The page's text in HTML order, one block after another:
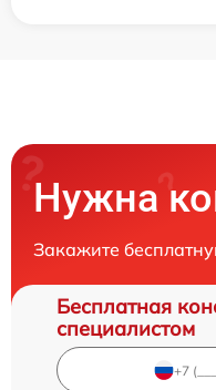
Нужна
Закажите
Бесплатная
специалистом